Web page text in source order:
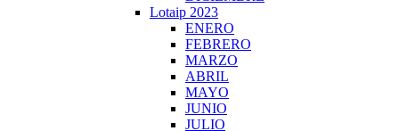
Lotaip 2023
ENERO
FEBRERO
MARZO
ABRIL
MAYO
JUNIO
JULIO